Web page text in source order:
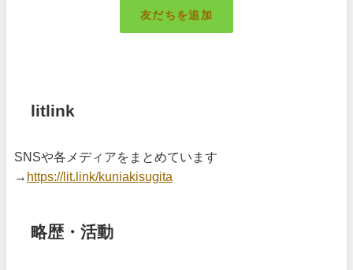
友だちを追加
litlink
SNSや各メディアをまとめています
→ https://lit.link/kuniakisugita
略歴・活動